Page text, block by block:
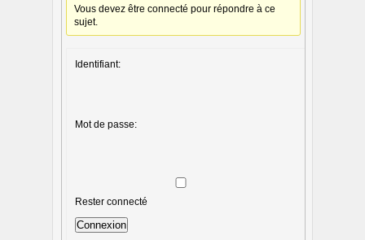
Vous devez être connecté pour répondre à ce
sujet.
Identifiant:
Mot de passe:
Rester connecté
Connexion